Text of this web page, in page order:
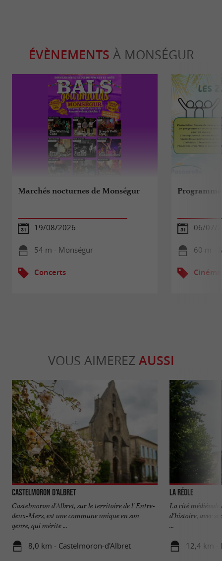
ÉVÈNEMENTS À MONSÉGUR
Marchés nocturnes de Monségur
19/08/2026
54 m - Monségur
Concerts
06/07/
60 m -
Cinéma
VOUS AIMEREZ AUSSI
Castelmoron d'Albret
Castelmoron d'Albret, sur le territoire de l' Entre-
deux-Mers, est une commune unique en son
genre, qui mérite ...
8,0 km - Castelmoron-d'Albret
La Réole
La cité médiévale
d’histoire, avec
...
12,4 km -